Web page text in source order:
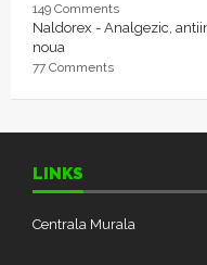
149 Comments
Naldorex - Analgezic,
noua
77 Comments
LINKS
Centrala Murala